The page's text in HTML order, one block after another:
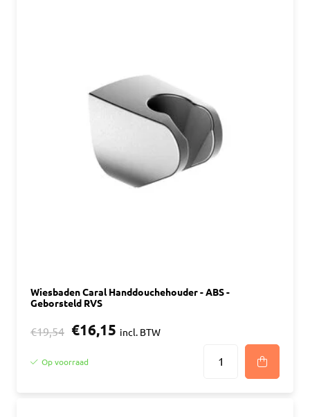
Wiesbaden Caral Handdouchehouder - ABS -
Geborsteld RVS
€19,54 €16,15 incl. BTW
Op voorraad